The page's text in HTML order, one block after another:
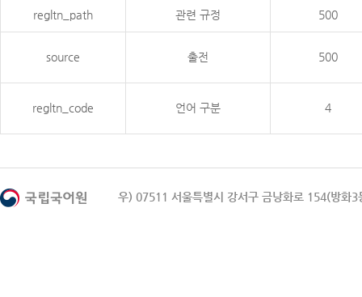
regltn_path 관련 규정 500
source 출전 500
regltn_code 언어 구분 4
우) 07511 서울특별시 강서구 금낭화로 154(방화3